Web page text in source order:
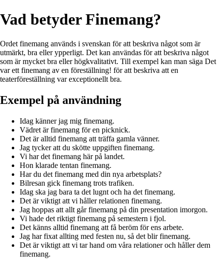
Vad betyder Finemang?
Ordet finemang används i svenskan för att beskriva något som är
utmärkt, bra eller ypperligt. Det kan användas för att beskriva något
som är mycket bra eller högkvalitativt. Till exempel kan man säga Det
var ett finemang av en föreställning! för att beskriva att en
teaterföreställning var exceptionellt bra.
Exempel på användning
Idag känner jag mig finemang.
Vädret är finemang för en picknick.
Det är alltid finemang att träffa gamla vänner.
Jag tycker att du skötte uppgiften finemang.
Vi har det finemang här på landet.
Hon klarade tentan finemang.
Har du det finemang med din nya arbetsplats?
Bilresan gick finemang trots trafiken.
Idag ska jag bara ta det lugnt och ha det finemang.
Det är viktigt att vi håller relationen finemang.
Jag hoppas att allt går finemang på din presentation imorgon.
Vi hade det riktigt finemang på semestern i fjol.
Det känns alltid finemang att få beröm för ens arbete.
Jag har fixat allting med festen nu, så det blir finemang.
Det är viktigt att vi tar hand om våra relationer och håller dem
finemang.